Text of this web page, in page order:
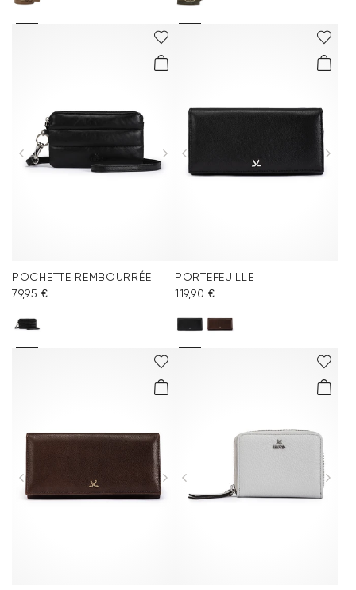
POCHETTE REMBOURRÉE
79,95 €
PORTEFEUILLE
119,90 €